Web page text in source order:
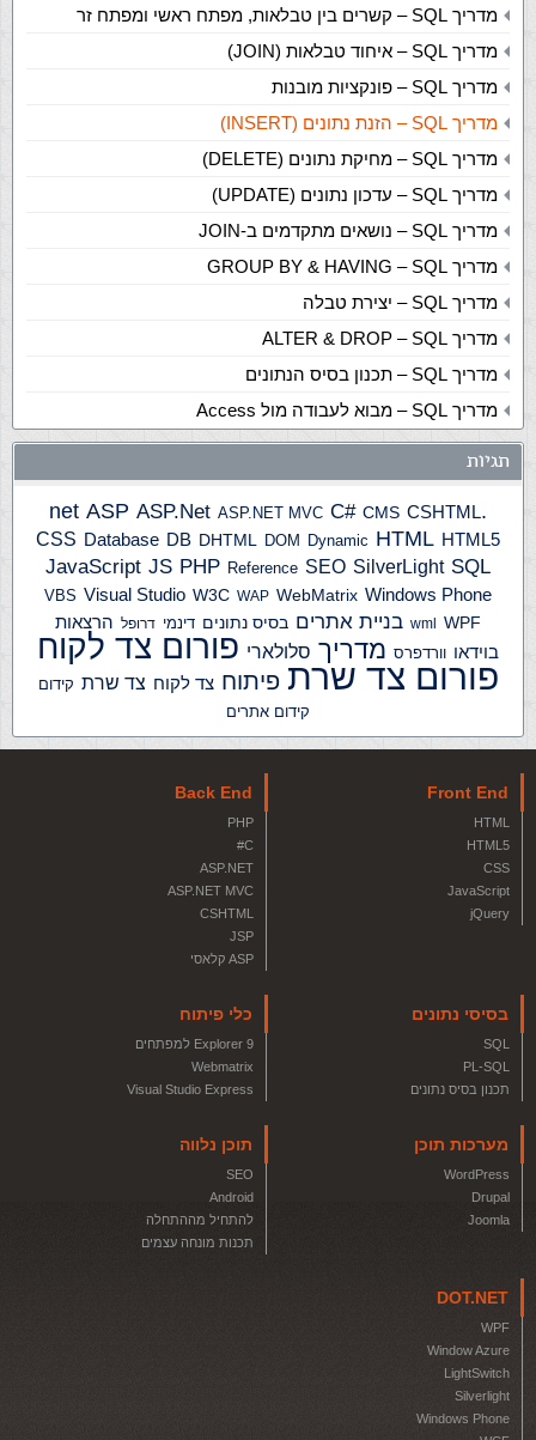
מדריך SQL – קשרים בין טבלאות, מפתח ראשי ומפתח זר
מדריך SQL – איחוד טבלאות (JOIN)
מדריך SQL – פונקציות מובנות
מדריך SQL – הזנת נתונים (INSERT)
מדריך SQL – מחיקת נתונים (DELETE)
מדריך SQL – עדכון נתונים (UPDATE)
מדריך SQL – נושאים מתקדמים ב-JOIN
מדריך SQL‏ – GROUP BY & HAVING
מדריך SQL – יצירת טבלה
מדריך SQL‏ – ALTER & DROP
מדריך SQL – תכנון בסיס הנתונים
מדריך SQL – מבוא לעבודה מול Access
תגיות
.net
ASP ASP.Net ASP.NET MVC C# CMS CSHTML
CSS Database DB DHTML DOM Dynamic HTML HTML5
JavaScript JS PHP Reference SEO SilverLight SQL
VBS Visual Studio W3C WAP WebMatrix Windows Phone
wml WPF בניית אתרים בסיס נתונים דינמי דרופל הרצאות
בוידאו וורדפרס מדריך סלולארי פורום צד לקוח
פורום צד שרת פיתוח צד לקוח צד שרת קידום
קידום אתרים
Front End
HTML
HTML5
CSS
JavaScript
jQuery
Back End
PHP
C#
ASP.NET
ASP.NET MVC
CSHTML
JSP
ASP קלאסי
בסיסי נתונים
SQL
PL-SQL
תכנון בסיס נתונים
כלי פיתוח
Explorer 9 למפתחים
Webmatrix
Visual Studio Express
מערכות תוכן
WordPress
Drupal
Joomla
תוכן נלווה
SEO
Android
להתחיל מההתחלה
תכנות מונחה עצמים
DOT.NET
WPF
Window Azure
LightSwitch
Silverlight
Windows Phone